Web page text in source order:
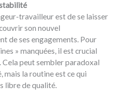
travailleur est de se laisser
son nouvel
de ses engagements. Pour
» manquées, il est crucial
Cela peut sembler paradoxal
mais la routine est ce qui
libre de qualité.